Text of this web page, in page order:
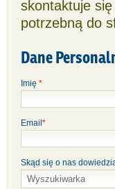
skontaktuje
potrzebną do
Dane
Imię *
Email *
Skąd się o nas